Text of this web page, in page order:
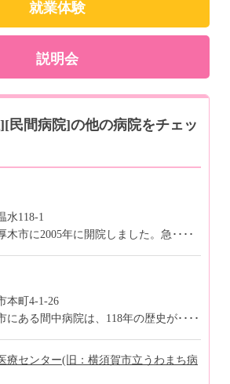
就業体験
説明会
民間病院]の他の病院をチェッ
水118-1
木市に2005年に開院しました。急････
本町4-1-26
にある間中病院は、118年の歴史が････
療センター(旧：横須賀市立うわまち病